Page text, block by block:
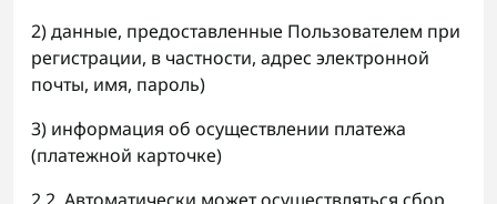
2) данные, предоставленные Пользователем при
регистрации, в частности, адрес электронной
почты, имя, пароль)
3) информация об осуществлении платежа
(платежной карточке)